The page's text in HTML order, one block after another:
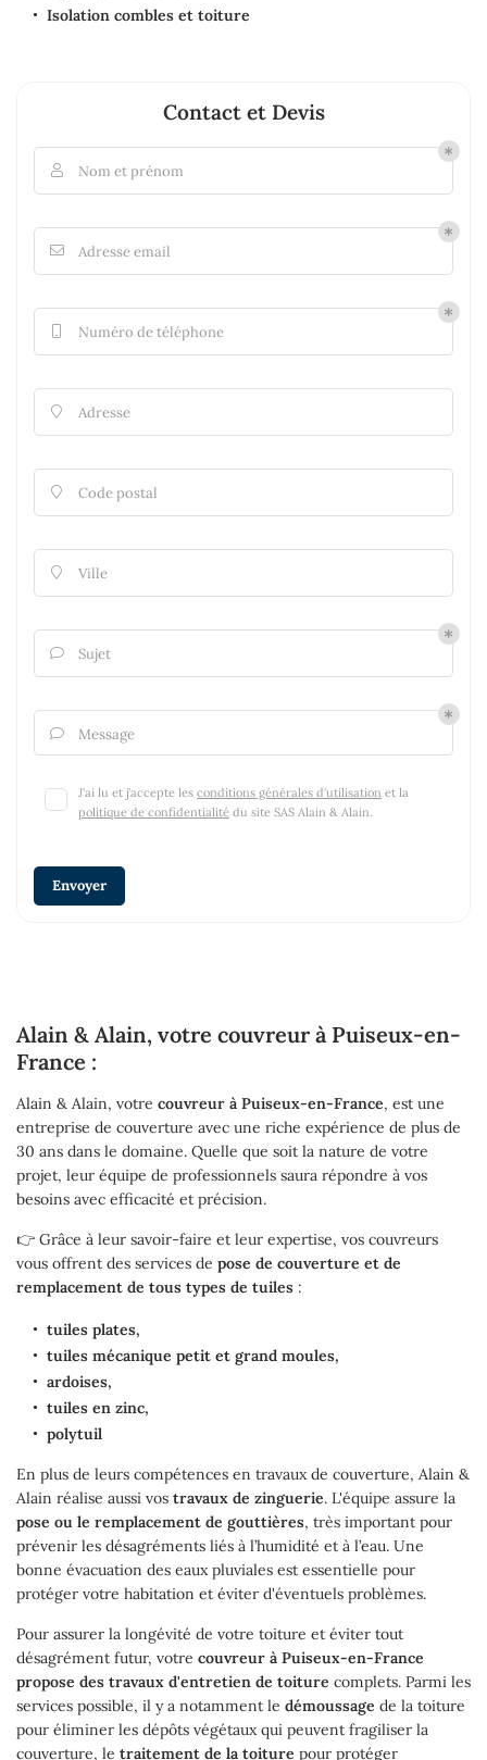
Isolation combles et toiture
Contact et Devis
 Nom et prénom
 Adresse email
Numéro de téléphone
 Adresse
 Code postal
 Ville
 Sujet
 Message
J'ai lu et j'accepte les conditions générales d'utilisation et la
politique de confidentialité du site SAS Alain & Alain
Envoyer
Alain & Alain, votre couvreur à Puiseux-en-
France :
Alain & Alain, votre couvreur à Puiseux-en-France, est une
entreprise de couverture avec une riche expérience de plus de
30 ans dans le domaine. Quelle que soit la nature de votre
projet, leur équipe de professionnels saura répondre à vos
besoins avec efficacité et précision.
👉 Grâce à leur savoir-faire et leur expertise, vos couvreurs
vous offrent des services de pose de couverture et de
remplacement de tous types de tuiles :
tuiles plates,
tuiles mécanique petit et grand moules,
ardoises,
tuiles en zinc,
polytuil
En plus de leurs compétences en travaux de couverture, Alain &
Alain réalise aussi vos travaux de zinguerie. L'équipe assure la
pose ou le remplacement de gouttières, très important pour
prévenir les désagréments liés à l’humidité et à l’eau. Une
bonne évacuation des eaux pluviales est essentielle pour
protéger votre habitation et éviter d'éventuels problèmes.
Pour assurer la longévité de votre toiture et éviter tout
désagrément futur, votre couvreur à Puiseux-en-France
propose des travaux d'entretien de toiture complets. Parmi les
services possible, il y a notamment le démoussage de la toiture
pour éliminer les dépôts végétaux qui peuvent fragiliser la
couverture, le traitement de la toiture pour protéger